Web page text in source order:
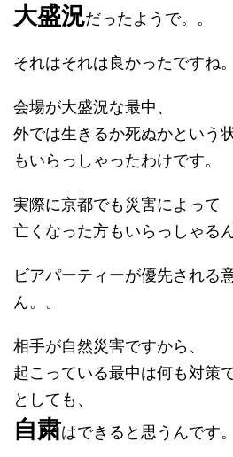
大盛況だったようで。。
それはそれは良かったですね。
会場が大盛況な最中、
外では生きるか死ぬかという
もいらっしゃったわけです。
実際に京都でも災害によって
亡くなった方もいらっしゃる
ビアパーティーが優先される
ん。。
相手が自然災害ですから、
起こっている最中は何も対策
としても、
自粛はできると思うんです。